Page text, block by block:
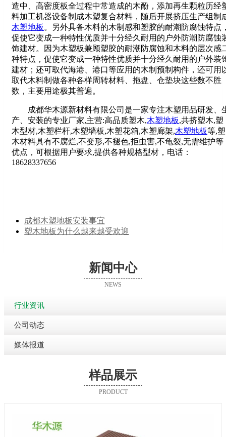
造中、高密度板全过程中常造成的木酚，添加再生颗粒历经
料加工机器设备制成木塑复合材料，随后开展挤压生产组制
木塑地板 。另外具备木料的木制感和塑胶的耐潮防腐蚀特点
促使它变成一种特性优质并十分经久耐用的户外防潮防腐蚀
饰建材。因为木塑板兼顾塑胶的耐潮防腐蚀和木料的层次感
种特点，促使它变成一种特性优质并十分经久耐用的户外装
建材；还可取代海港、港口等应用的木制预制构件，还可用
取代木料制做各种各样周转材料、拖盘、仓垫块这些数不胜
数，主要用途极其普遍。
成都华木源新材料有限公司是一家专注木塑用品研发、
产、安装的专业厂家,主营:高品质塑木,木塑地板,共挤塑木,塑
木型材,木塑栏杆,木塑墙板,木塑花箱,木塑廊架,木塑地板等,塑
木材料具有不腐烂,不变形,不褪色,拒虫害,不龟裂,无需维护等
优点，可根据用户要求,提供各种规格型材，电话：
18628337656
成都木塑地板安装事宜
塑木地板为什么越来越受欢迎
新闻中心
NEWS
行业资讯
公司动态
媒体报道
样品展示
PRODUCT